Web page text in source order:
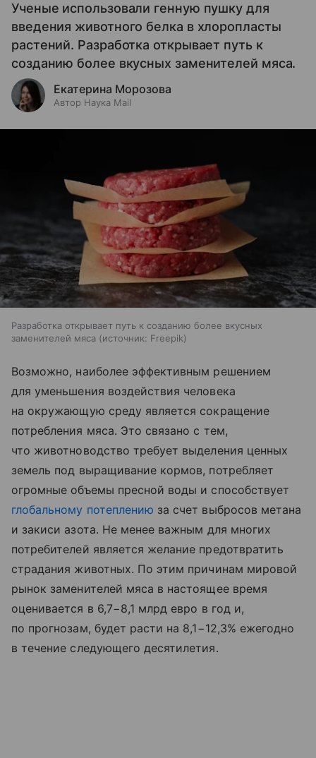
Ученые использовали генную пушку для
введения животного белка в хлоропласты
растений. Разработка открывает путь к
созданию более вкусных заменителей мяса.
Екатерина Морозова
Автор Наука Mail
Разработка открывает путь к созданию более вкусных
заменителей мяса
источник: Freepik
Возможно, наиболее эффективным решением
для уменьшения воздействия человека
на окружающую среду является сокращение
потребления мяса. Это связано с тем,
что животноводство требует выделения ценных
земель под выращивание кормов, потребляет
огромные объемы пресной воды и способствует
глобальному потеплению за счет выбросов метана
и закиси азота. Не менее важным для многих
потребителей является желание предотвратить
страдания животных. По этим причинам мировой
рынок заменителей мяса в настоящее время
оценивается в 6,7−8,1 млрд евро в год и,
по прогнозам, будет расти на 8,1−12,3% ежегодно
в течение следующего десятилетия.